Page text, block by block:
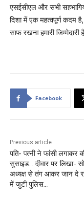
एसईसीएल और सभी
दिशा में एक महत्वपूर्ण कदम है,
साफ रखना हमारी जिम्मेदारी
Facebook
Previous article
पति- पत्नी ने फांसी लगाकर
सुसाइड… दीवार पर लिखा-
अध्यक्ष से तंग आकर जान दे
में जुटी पुलिस…